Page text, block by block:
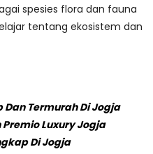
spesies flora dan fauna
tentang ekosistem dan
Termurah Di Jogja
Luxury Jogja
Di Jogja